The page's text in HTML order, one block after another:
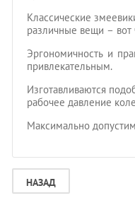
Классические
различные вещи – вот
Эргономичность и
привлекательным.
Изготавливаются
рабочее давление
Максимально
НАЗАД